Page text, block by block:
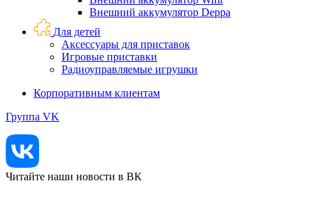
Внешний аккумулятор Deppa
Для детей
Аксессуары для приставок
Игровые приставки
Радиоуправляемые игрушки
Корпоративным клиентам
Группа VK
Читайте наши новости в ВК